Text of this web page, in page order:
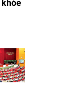
khỏe